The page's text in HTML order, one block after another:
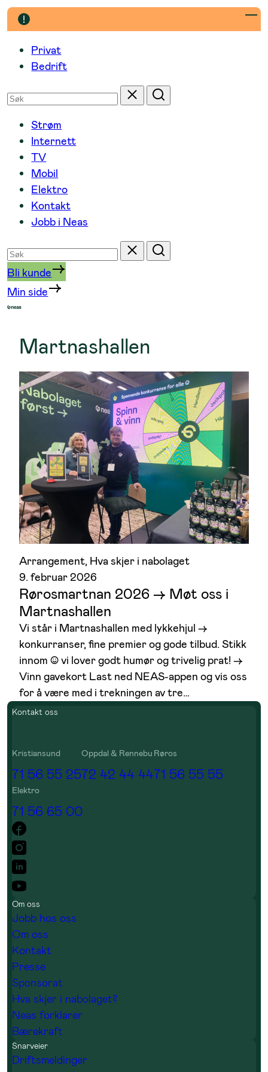
Hopp
til
innholdPrivat
Bedrift
Søk
etter
Tilbakestill
Søk
Strøm
Internett
TV
Mobil
Elektro
Kontakt
Jobb i Neas
Søk
etter
Tilbakestill
Søk
Bli kunde
Min side
Martnashallen
Arrangement, Hva skjer i nabolaget
9. februar 2026
Rørosmartnan 2026 –> Møt oss i
Martnashallen
Vi står i Martnashallen med lykkehjul →
konkurranser, fine premier og gode tilbud. Stikk
innom ☺ vi lover godt humør og trivelig prat! →
Vinn gavekort Last ned NEAS‑appen og vis oss
for å være med i trekningen av tre…
Kontakt oss
Kristiansund
71 56 55 25
Oppdal & Rennebu
72 42 44 44
Røros
71 56 55 55
Elektro
71 56 65 00
Om oss
Jobb hos oss
Om oss
Kontakt
Presse
Sponsorat
Hva skjer i nabolaget?
Neas forklarer
Bærekraft
Snarveier
Driftsmeldinger